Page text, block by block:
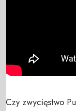
Czy zwycięstwo